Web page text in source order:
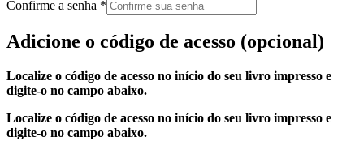
Confirme a senha *
Adicione o código de acesso (opcional)
Localize o código de acesso no início do seu livro impresso e
digite-o no campo abaixo.
Localize o código de acesso no início do seu livro impresso e
digite-o no campo abaixo.